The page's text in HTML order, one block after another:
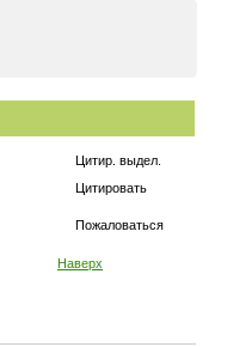
Цитир. выдел.
Цитировать
Пожаловаться
Наверх